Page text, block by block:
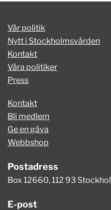
Vår politik
Nytt i Stockholmsvården
Kontakt
Våra politiker
Press
Kontakt
Bli medlem
Ge en gåva
Webbshop
Postadress
Box 12660, 112 93
E-post